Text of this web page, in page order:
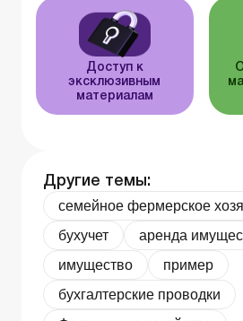
Доступ к
эксклюзивным
материалам
Другие темы:
семейное фермерское
бухучет
аренда
имущество
пример
бухгалтерские проводки